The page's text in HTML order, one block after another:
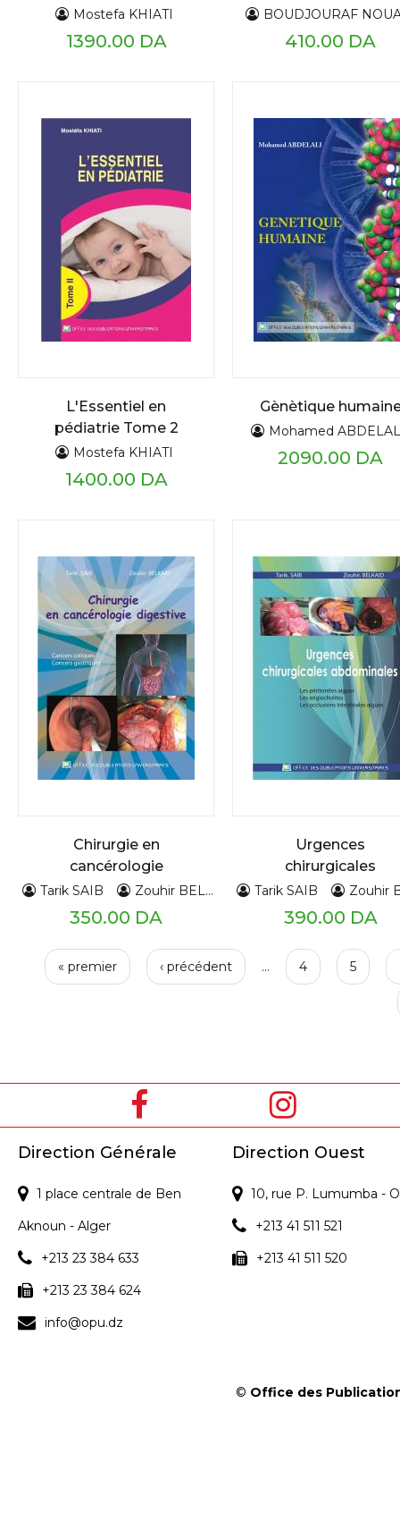
Mostefa KHIATI
1390.00 DA
coude chez l'enfant
BOUDJOURAF
410.00 DA
L'Essentiel en
pédiatrie Tome 2
Mostefa KHIATI
1400.00 DA
Gènètique
Mohamed
2090.00 DA
Chirurgie en
cancérologie
digestive
Tarik SAIB Zouhir BELKAID
350.00 DA
Urgences
chirurgicales
abdominamles
Tarik SAIB Zouhir
390.00 DA
e
« premier ‹ précédent … 4 5
Direction Générale
1 place centrale de Ben
Aknoun - Alger
+213 23 384 633
+213 23 384 624
info@opu.dz
Direction Ouest
10, rue P. Lumumba -
+213 41 511 521
+213 41 511 520
© Office des